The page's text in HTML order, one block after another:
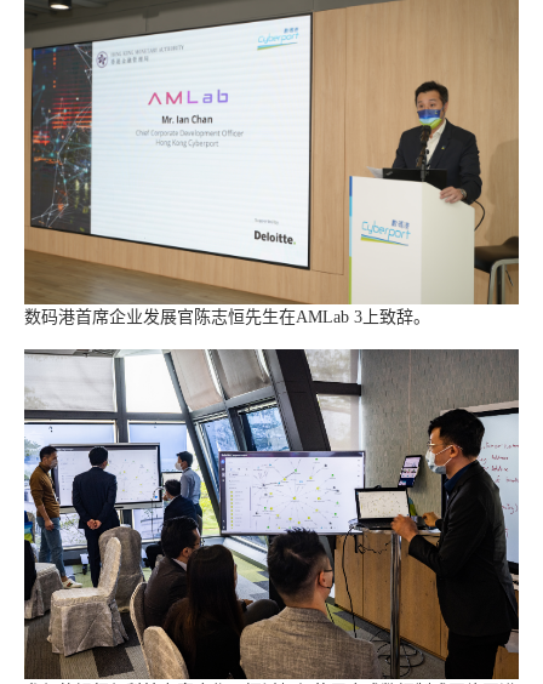
数码港首席企业发展官陈志恒先生在AMLab 3上致辞。